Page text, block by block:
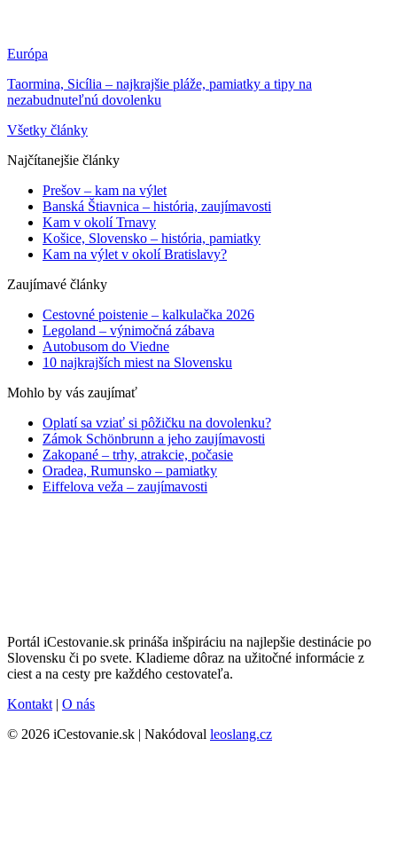
Európa
Taormina, Sicília – najkrajšie pláže, pamiatky a tipy na
nezabudnuteľnú dovolenku
Všetky články
Najčítanejšie články
Prešov – kam na výlet
Banská Štiavnica – história, zaujímavosti
Kam v okolí Trnavy
Košice, Slovensko – história, pamiatky
Kam na výlet v okolí Bratislavy?
Zaujímavé články
Cestovné poistenie – kalkulačka 2026
Legoland – výnimočná zábava
Autobusom do Viedne
10 najkrajších miest na Slovensku
Mohlo by vás zaujímať
Oplatí sa vziať si pôžičku na dovolenku?
Zámok Schönbrunn a jeho zaujímavosti
Zakopané – trhy, atrakcie, počasie
Oradea, Rumunsko – pamiatky
Eiffelova veža – zaujímavosti
Portál iCestovanie.sk prináša inšpiráciu na najlepšie destinácie po
Slovensku či po svete. Kladieme dôraz na užitočné informácie z
ciest a na cesty pre každého cestovateľa.
Kontakt | O nás
© 2026 iCestovanie.sk | Nakódoval leoslang.cz